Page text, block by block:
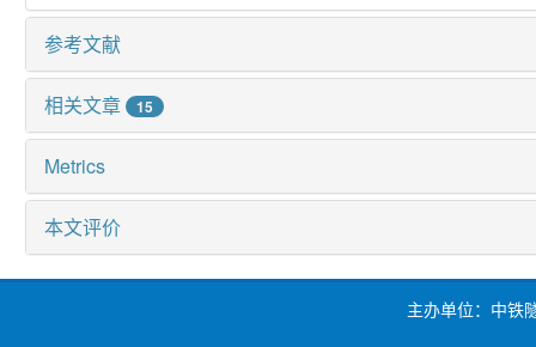
参考文献
相关文章 15
Metrics
本文评价
主办单位：中铁